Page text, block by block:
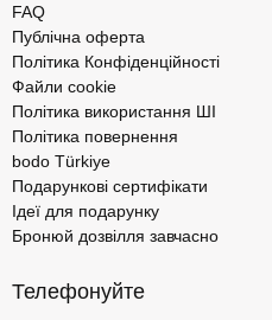
FAQ
Публічна оферта
Політика Конфіденційності
Файли cookie
Політика використання ШІ
Політика повернення
bodo Türkiye
Подарункові сертифікати
Ідеї для подарунку
Бронюй дозвілля завчасно
Телефонуйте